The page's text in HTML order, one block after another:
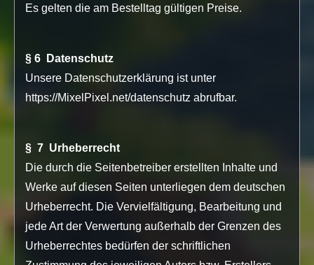
Es gelten die am Bestelltag gültigen Preise.
§ 6 Datenschutz
Unsere Datenschutzerklärung ist unter
https://MixelPixel.net/datenschutz abrufbar.
§ 7 Urheberrecht
Die durch die Seitenbetreiber erstellten Inhalte und
Werke auf diesen Seiten unterliegen dem deutschen
Urheberrecht. Die Vervielfältigung, Bearbeitung und
jede Art der Verwertung außerhalb der Grenzen des
Urheberrechtes bedürfen der schriftlichen